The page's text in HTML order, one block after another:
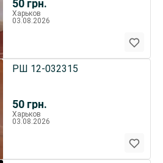
50 грн.
Харьков
03.08.2026
50 грн.
РШ 12-032315
Харьков
03.08.2026